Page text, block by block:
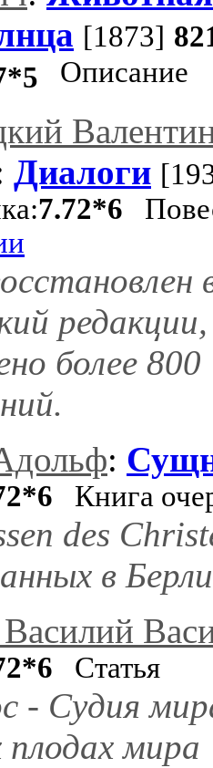
[1873]
Описание
Диалоги
7.72*6
редакции,
более 800
:
Книга
des
в
Статья
- Судия
плодах мира